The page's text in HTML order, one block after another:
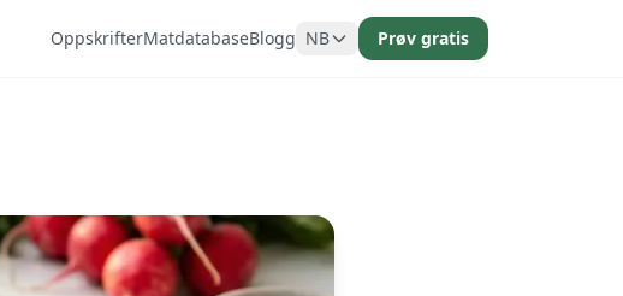
OppskrifterMatdatabaseBlogg NB Prøv gratis